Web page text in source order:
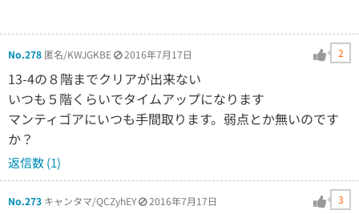
No.278 匿名/KWJGKBE 2016年7月17日 2
13-4の８階までクリアが出来ない
いつも５階くらいでタイムアップになります
マンティゴアにいつも手間取ります。弱点とか無いのです
か？
返信数 (1)
No.273 キャンタマ/QCZyhEY 2016年7月17日 3